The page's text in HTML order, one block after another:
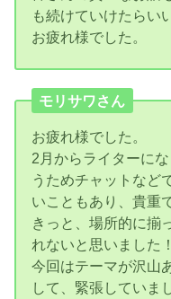
も続けていけたらい
お疲れ様でした。
モリサワさん
お疲れ様でした。
2月からライターに
うためチャットなど
いこともあり、貴重
きっと、場所的に揃
れないと思いました！
今回はテーマが沢山
して、緊張していま